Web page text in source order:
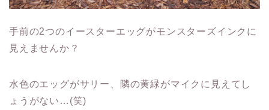
手前の2つのイースターエッグがモンスターズインクに
見えませんか？
水色のエッグがサリー、隣の黄緑がマイクに見えてし
ょうがない…(笑)